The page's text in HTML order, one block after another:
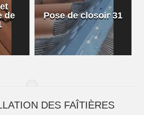
de
Pose de closoir 31
DES FAÎTIÈRES